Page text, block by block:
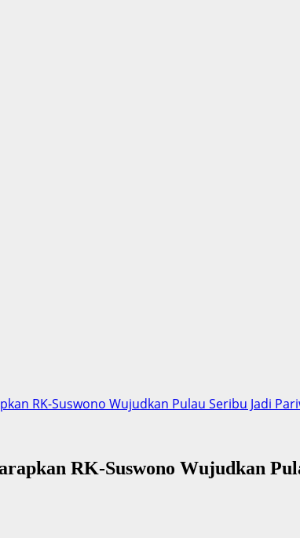
RK-Suswono Wujudkan Pulau Seribu Jadi
RK-Suswono Wujudkan